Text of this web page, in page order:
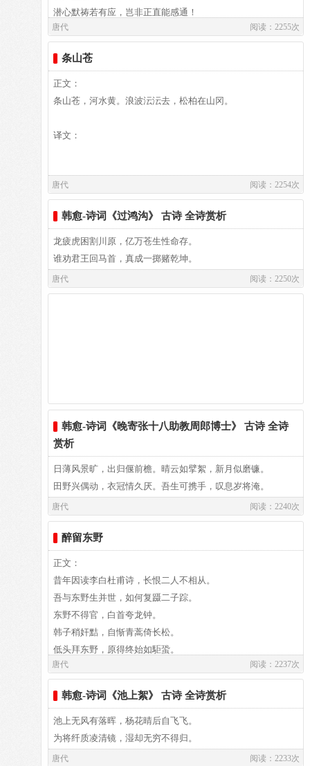
法，与一般不同，这是一种加倍写法，为了突出春色的特征。
“物以稀为贵”，早春时节的春草之色也是很娇贵的。“新
年都未有芳华，二月初惊见草芽”（韩愈《春雪》）。这是一
所以，诗人就在第三句转折时提醒说：“最是一年春好
处。”是呀，一年之计在于春，而春天的最好处却又在早春。
这首诗咏早春，能摄早春之魂，给读者以无穷的美感趣
味，甚至是绘画所不能及的。诗人没有彩笔，但他用诗的语言
描绘出极难描摹的色彩——一种淡素的、似有却无的色彩。如
潜心默祷若有应，岂非正直能感通！
须臾静扫众峰出，仰见突兀撑青空。
森然魄动下马拜，松柏一径趋灵宫。
粉墙丹柱动光彩，鬼物图画填青红。
升阶伛偻荐脯酒，欲以菲薄明其衷。
手持杯珓导我掷，云此最吉余难同。
夜投佛寺上高阁，星月掩映云曈昽。
猿鸣钟动不知曙，杲杲寒日生于东。
译文：
译文及注释：
片刻云雾扫去显出众峰峦，抬头仰望山峰突兀插云空。
紫盖峰绵延连接着天柱峰，石廪山起伏不平连着祝融。
严森险峻惊心动魄下马拜，沿着松柏小径直奔神灵宫。
主管神庙老人能领会神意，凝视窥察连连地为我鞠躬。
手持杯蛟教导我掷占方法，说此卜兆最吉他人难相同。
我被放逐蛮荒能侥幸不死，衣食足甘愿在此至死而终。
做侯王将相的欲望早断绝，神纵使赐福于我也难成功。
此夜投宿佛寺住在高阁上，星月交辉掩映山间雾朦胧。
猿猴啼时钟响不觉到天亮，东方一轮寒日冉冉升高空。
注释
⑴谒：拜见。衡岳：南岳衡山，在今湖南。
⑵祭秩：祭祀仪礼的等级次序。三公：周朝的太师、太傅、太
保称三公，以示尊崇，后来用作朝廷最高官位的通称。皆：一
作“比”。
中央的中岳嵩山。
⑷火维：古代五行学说以木、火、水、金、土分属五方，南方
属火，故火维属南方。维：隅落。假：授予。柄：权力。
⑸穷：穷尽，这里用作动词。
唐代 阅读：2255次
条山苍
正文：
条山苍，河水黄。浪波沄沄去，松柏在山冈。
译文：
译文及注释：
苍翠的中条山啊，浪涛滚滚的黄河水。你的浪涛汹涌澎湃，一
泻千里，流向远方；苍松翠柏，郁郁葱葱，挺立在山冈上。
注释
（1）条山：即中条山，在今山西省西南部，黄河北岸，唐朝
名山，许多人都在此题诗。 苍：深绿色。
版：29 2、 （唐）白居易等著．；王一娟，傅绍良选注,白居
易元稹韩愈柳宗元诗精选200首：山西古籍出版社，1995.10：
133 3、 卞孝萱张清华编选．韩愈集：凤凰出版社，
2014.10,：62 4、 张在军．吴秀军编著,新课标小学生必备古诗
作者介绍：
家，河阳（今河南省焦作孟州市）人，汉族。祖籍河北昌黎，
世称韩昌黎。晚年任吏部侍郎，又称韩吏部。谥号“文”，又称
韩文公。他与柳宗元同为唐代古文运动的倡导者，主张学习先
秦两汉的散文语言，破骈为散，扩大文言文的表达功能。宋代
苏轼称他“文起八代之衰”，明人推他为唐宋八大家之首，与柳
宗元并称“韩柳”，有“文章巨公”和“百代文宗”之名，作品都收
在《昌黎先生集》里。韩愈在思想上是中国“道统”观念的确立
者，是尊儒反佛的里程碑式人物。
唐代 阅读：2254次
韩愈-诗词《过鸿沟》 古诗 全诗赏析
龙疲虎困割川原，亿万苍生性命存。
谁劝君王回马首，真成一掷赌乾坤。
唐代 阅读：2250次
韩愈-诗词《晚寄张十八助教周郎博士》 古诗 全诗
赏析
日薄风景旷，出归偃前檐。晴云如擘絮，新月似磨镰。
田野兴偶动，衣冠情久厌。吾生可携手，叹息岁将淹。
唐代 阅读：2240次
醉留东野
正文：
昔年因读李白杜甫诗，长恨二人不相从。
吾与东野生并世，如何复蹑二子踪。
东野不得官，白首夸龙钟。
韩子稍奸黠，自惭青蒿倚长松。
低头拜东野，原得终始如駏蛩。
东野不回头，有如寸筳撞巨钟。
四方上下逐东野，虽有离别无由逢？
译文：
唐代 阅读：2237次
韩愈-诗词《池上絮》 古诗 全诗赏析
池上无风有落晖，杨花晴后自飞飞。
为将纤质凌清镜，湿却无穷不得归。
唐代 阅读：2233次